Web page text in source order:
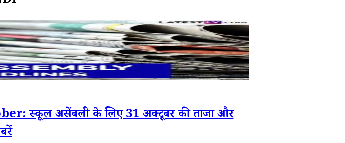
स्कूल असेंबली के लिए 31 अक्टूबर की ताजा और